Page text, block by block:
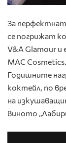
За
се погрижат
V&A Glamour
MAC
Годишните
коктейл, по
на
виното